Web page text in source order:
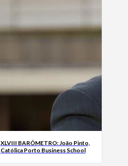
XLVIII BARÓMETRO: João Pinto,
Católica Porto Business School